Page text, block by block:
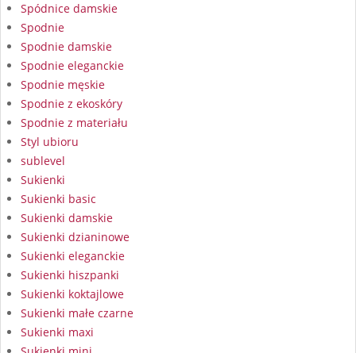
Spódnice damskie
Spodnie
Spodnie damskie
Spodnie eleganckie
Spodnie męskie
Spodnie z ekoskóry
Spodnie z materiału
Styl ubioru
sublevel
Sukienki
Sukienki basic
Sukienki damskie
Sukienki dzianinowe
Sukienki eleganckie
Sukienki hiszpanki
Sukienki koktajlowe
Sukienki małe czarne
Sukienki maxi